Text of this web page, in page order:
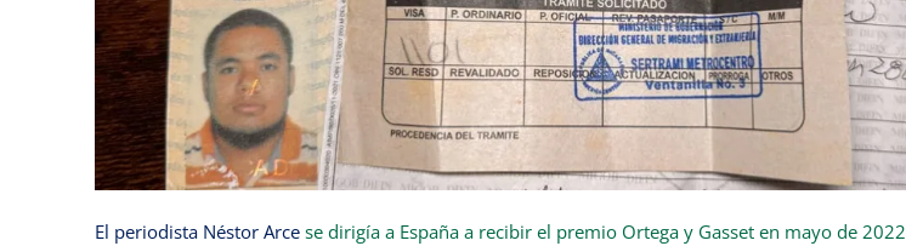
El periodista Néstor Arce se dirigía a España a recibir el premio Ortega y Gasset en mayo de 2022